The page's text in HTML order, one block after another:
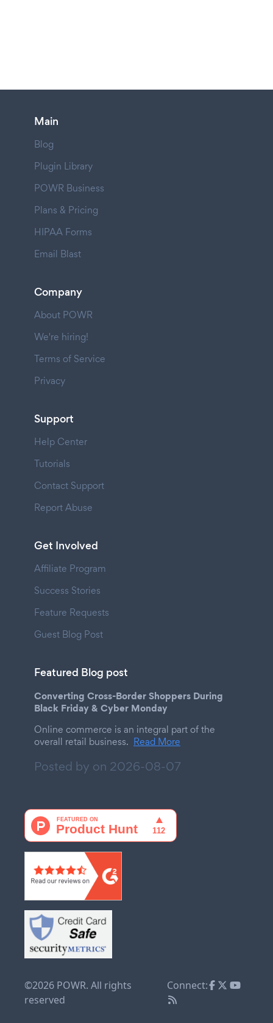
Main
Blog
Plugin Library
POWR Business
Plans & Pricing
HIPAA Forms
Email Blast
Company
About POWR
We're hiring!
Terms of Service
Privacy
Support
Help Center
Tutorials
Contact Support
Report Abuse
Get Involved
Affiliate Program
Success Stories
Feature Requests
Guest Blog Post
Featured Blog post
Converting Cross-Border Shoppers During
Black Friday & Cyber Monday
Online commerce is an integral part of the
overall retail business. Read More
Posted by on 2026-08-07
©2026 POWR. All rights
reserved
Connect: